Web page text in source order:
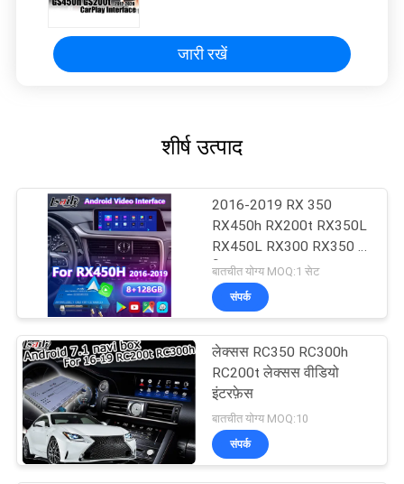
जारी रखें
शीर्ष उत्पाद
2016-2019 RX 350
RX450h RX200t RX350L
RX450L RX300 RX350 के
लिए Lsailt Android Carplay
लेक्सस वीडियो इंटरफ़ेस
बातचीत योग्य MOQ:1 सेट
संपर्क
लेक्सस RC350 RC300h
RC200t लेक्सस वीडियो
इंटरफ़ेस
बातचीत योग्य MOQ:10
संपर्क